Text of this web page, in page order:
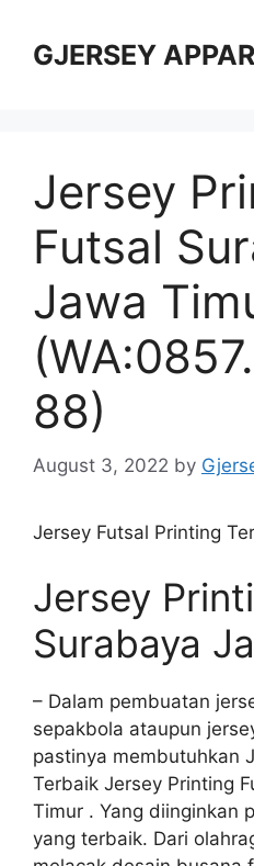
contentGJERSEY
Jersey
Futsal
Jawa
88)
August 3, 2022 by
Jersey Futsal Printing
Jersey
Surabaya
– Dalam pembuatan
sepakbola ataupun
pastinya membutuhkan
Terbaik Jersey Printing
Timur . Yang diinginkan
yang terbaik. Dari